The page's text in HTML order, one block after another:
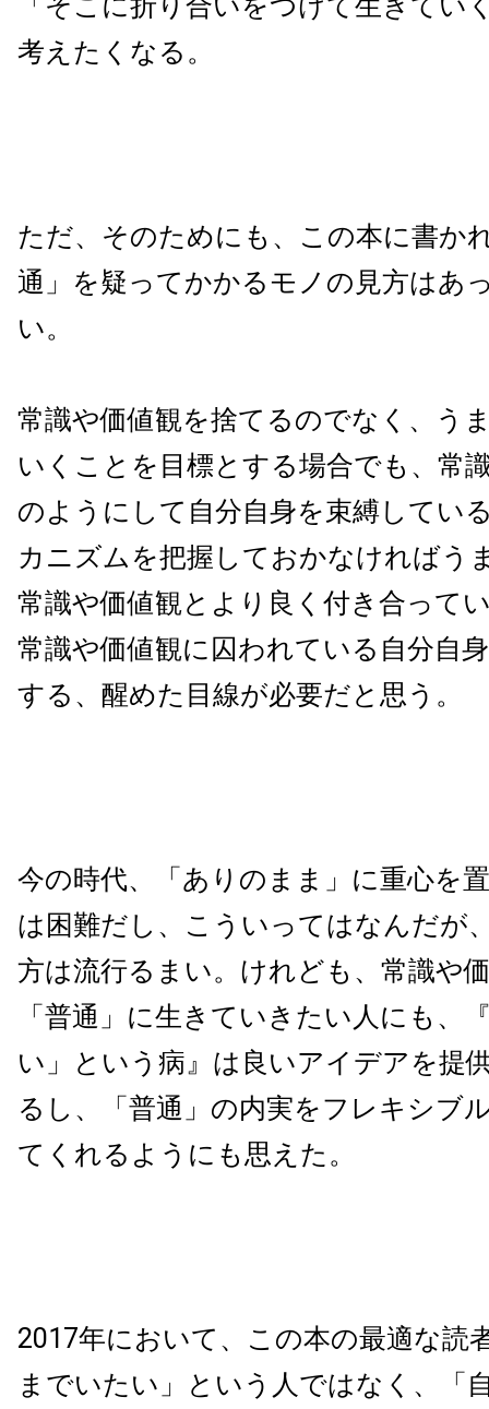
考えたくなる。
ただ、そのためにも、この本に書か
通」を疑ってかかるモノの見方はあ
い。
常識や価値観を捨てるのでなく、う
いくことを目標とする場合でも、常
のようにして自分自身を束縛してい
カニズムを把握しておかなければう
常識や価値観とより良く付き合って
常識や価値観に囚われている自分自
する、醒めた目線が必要だと思う。
今の時代、「ありのまま」に重心を
は困難だし、こういってはなんだが
方は流行るまい。けれども、常識や
「普通」に生きていきたい人にも、
い」という病』は良いアイデアを提
るし、「普通」の内実をフレキシブ
てくれるようにも思えた。
2017年において、この本の最適な読
までいたい」という人ではなく、「